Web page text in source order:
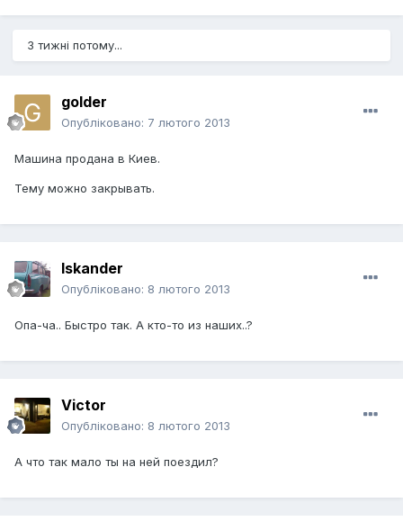
3 тижні потому...
golder
Опубліковано: 7 лютого 2013
Машина продана в Киев.
Тему можно закрывать.
Iskander
Опубліковано: 8 лютого 2013
Опа-ча.. Быстро так. А кто-то из наших..?
Victor
Опубліковано: 8 лютого 2013
А что так мало ты на ней поездил?